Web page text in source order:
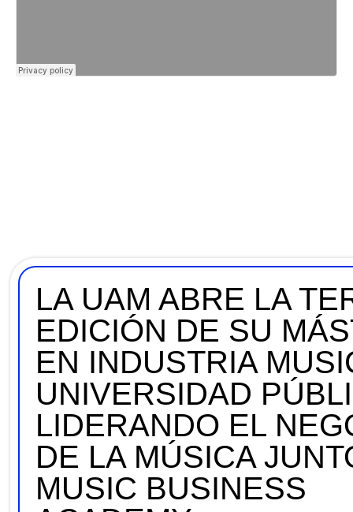
LA UAM ABRE LA
EDICIÓN DE SU
EN INDUSTRIA
UNIVERSIDAD
LIDERANDO EL
DE LA MÚSICA
MUSIC BUSINESS